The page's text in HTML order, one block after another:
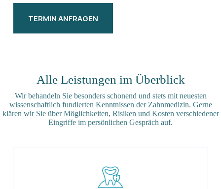
TERMIN ANFRAGEN
Alle Leistungen im Überblick
Wir behandeln Sie besonders schonend und stets mit neuesten
wissenschaftlich fundierten Kenntnissen der Zahnmedizin. Gerne
klären wir Sie über Möglichkeiten, Risiken und Kosten verschiedener
Eingriffe im persönlichen Gespräch auf.